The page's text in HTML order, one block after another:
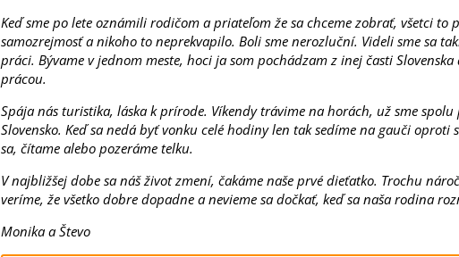
Keď sme po lete oznámili rodičom a priateľom že sa chceme zobrať, všetci to
samozrejmosť a nikoho to neprekvapilo. Boli sme nerozluční. Videli sme sa
práci. Bývame v jednom meste, hoci ja som pochádzam z inej časti
prácou.
Spája nás turistika, láska k prírode. Víkendy trávime na horách, už sme spolu
Slovensko. Keď sa nedá byť vonku celé hodiny len tak sedíme na gauči oproti
sa, čítame alebo pozeráme telku.
V najbližšej dobe sa náš život zmení, čakáme naše prvé dieťatko. Trochu
veríme, že všetko dobre dopadne a nevieme sa dočkať, keď sa naša rodina
Monika a Števo